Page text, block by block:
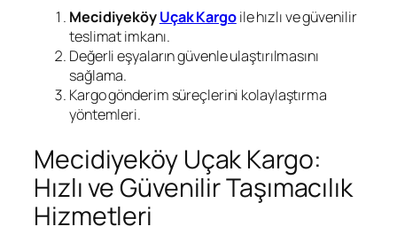
MecidiyeköyUçak Kargoile hızlı ve güvenilir
teslimat imkanı.
Değerli eşyaların güvenle ulaştırılmasını
sağlama.
Kargo gönderim süreçlerini kolaylaştırma
yöntemleri.
Mecidiyeköy Uçak Kargo:
Hızlı ve Güvenilir Taşımacılık
Hizmetleri